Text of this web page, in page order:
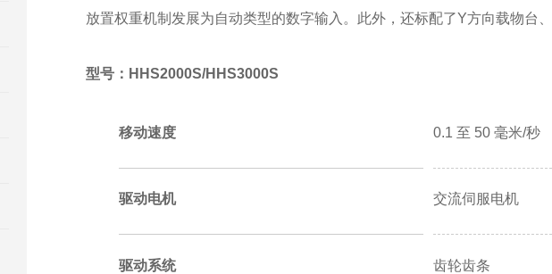
放置权重机制发展为自动类型的数字输入。 此外，还标配了Y方向载物台
型号：HHS2000S/HHS3000S
移动速度 0.1 至 50 毫米/秒
驱动电机 交流伺服电机
驱动系统 齿轮齿条